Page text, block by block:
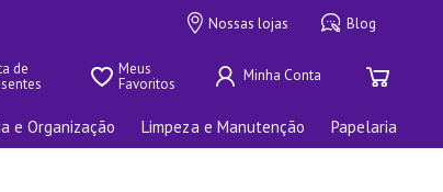
Nossas lojas Blog
de
Meus
Favoritos
e Organização Limpeza e Manutenção Papelaria